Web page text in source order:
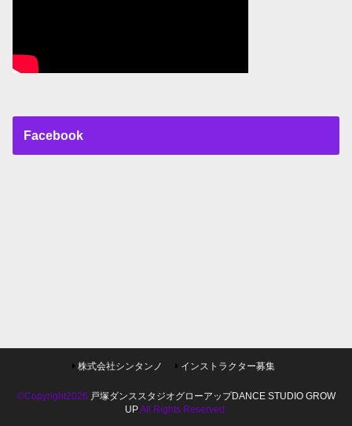
Facebook
株式会社シンタンノ インストラクター募集
©Copyright2026 戸塚ダンススタジオグローアップDANCE STUDIO GROW
UP.All Rights Reserved.